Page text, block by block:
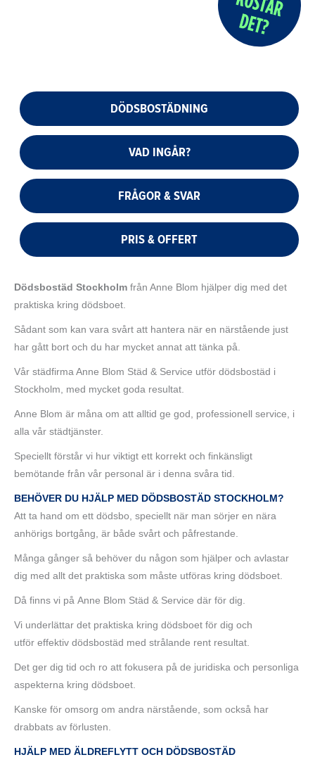
DÖDSBOSTÄDNING
VAD INGÅR?
FRÅGOR & SVAR
PRIS & OFFERT
Dödsbostäd Stockholm från Anne Blom hjälper dig med det
praktiska kring dödsboet.
Sådant som kan vara svårt att hantera när en närstående just
har gått bort och du har mycket annat att tänka på.
Vår städfirma Anne Blom Städ & Service utför dödsbostäd i
Stockholm, med mycket goda resultat.
Anne Blom är måna om att alltid ge god, professionell service, i
alla vår städtjänster.
Speciellt förstår vi hur viktigt ett korrekt och finkänsligt
bemötande från vår personal är i denna svåra tid.
BEHÖVER DU HJÄLP MED DÖDSBOSTÄD STOCKHOLM?
Att ta hand om ett dödsbo, speciellt när man sörjer en nära
anhörigs bortgång, är både svårt och påfrestande.
Många gånger så behöver du någon som hjälper och avlastar
dig med allt det praktiska som måste utföras kring dödsboet.
Då finns vi på Anne Blom Städ & Service där för dig.
Vi underlättar det praktiska kring dödsboet för dig och
utför effektiv dödsbostäd med strålande rent resultat.
Det ger dig tid och ro att fokusera på de juridiska och personliga
aspekterna kring dödsboet.
Kanske för omsorg om andra närstående, som också har
drabbats av förlusten.
HJÄLP MED ÄLDREFLYTT OCH DÖDSBOSTÄD